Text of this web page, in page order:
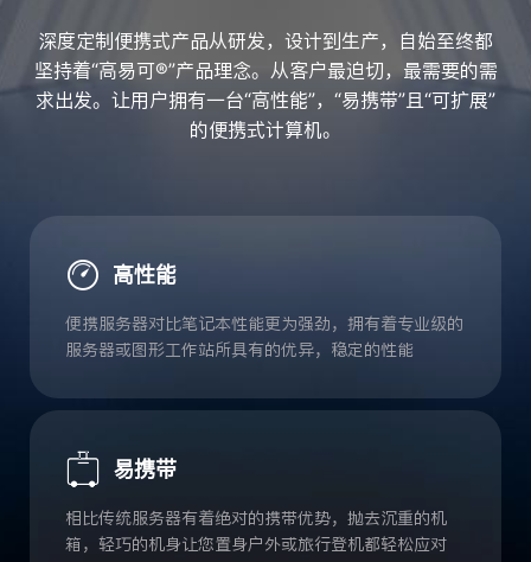
深度定制便携式产品从研发，设计到生产，自始至终都
坚持着“高易可®”产品理念。从客户最迫切，最需要的需
求出发。让用户拥有一台“高性能”，“易携带”且“可扩展”
的便携式计算机。
高性能
便携服务器对比笔记本性能更为强劲，拥有着专业级的
服务器或图形工作站所具有的优异，稳定的性能
易携带
相比传统服务器有着绝对的携带优势，抛去沉重的机
箱，轻巧的机身让您置身户外或旅行登机都轻松应对